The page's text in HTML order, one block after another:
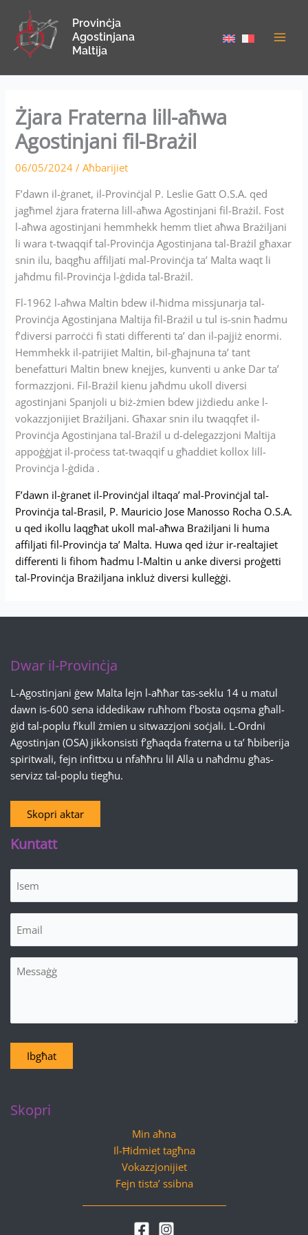
content
Provinċja
Agostinjana
Maltija
Żjara Fraterna lill-aħwa
Agostinjani fil-Brażil
06/05/2024/Aħbarijiet
F’dawn il-ġranet, il-Provinċjal P. Leslie Gatt O.S.A. qed
jagħmel żjara fraterna lill-aħwa Agostinjani fil-Brażil. Fost
l-aħwa agostinjani hemmhekk hemm tliet aħwa Brażiljani
li wara t-twaqqif tal-Provinċja Agostinjana tal-Brażil għaxar
snin ilu, baqgħu affiljati mal-Provinċja ta’ Malta waqt li
jaħdmu fil-Provinċja l-ġdida tal-Brażil.
Fl-1962 l-aħwa Maltin bdew il-ħidma missjunarja tal-
Provinċja Agostinjana Maltija fil-Brażil u tul is-snin ħadmu
f’diversi parroċċi fi stati differenti ta’ dan il-pajjiż enormi.
Hemmhekk il-patrijiet Maltin, bil-għajnuna ta’ tant
benefatturi Maltin bnew knejjes, kunventi u anke Dar ta’
formazzjoni. Fil-Brażil kienu jaħdmu ukoll diversi
agostinjani Spanjoli u biż-żmien bdew jiżdiedu anke l-
vokazzjonijiet Brażiljani. Għaxar snin ilu twaqqfet il-
Provinċja Agostinjana tal-Brażil u d-delegazzjoni Maltija
appoġġjat il-proċess tat-twaqqif u għaddiet kollox lill-
Provinċja l-ġdida .
F’dawn il-ġranet il-Provinċjal iltaqa’ mal-Provinċjal tal-
Provinċja tal-Brasil, P. Mauricio Jose Manosso Rocha O.S.A.
u qed ikollu laqgħat ukoll mal-aħwa Brażiljani li huma
affiljati fil-Provinċja ta’ Malta. Huwa qed iżur ir-realtajiet
differenti li fihom ħadmu l-Maltin u anke diversi proġetti
tal-Provinċja Brażiljana inkluż diversi kulleġġi.
Dwar il-Provinċja
L-Agostinjani ġew Malta lejn l-aħħar tas-seklu 14 u matul
dawn is-600 sena iddedikaw ruħhom f'bosta oqsma għall-
ġid tal-poplu f'kull żmien u sitwazzjoni soċjali. L-Ordni
Agostinjan (OSA) jikkonsisti f’għaqda fraterna u ta’ ħbiberija
spiritwali, fejn infittxu u nfaħħru lil Alla u naħdmu għas-
servizz tal-poplu tiegħu.
Skopri aktar
Kuntatt
Messaġġ
Ibgħat
Skopri
Min aħna
Il-Ħidmiet tagħna
Vokazzjonijiet
Fejn tista’ ssibna